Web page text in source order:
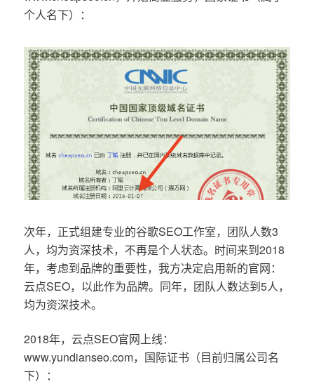
个人名下）：
次年，正式组建专业的谷歌SEO工作室，团队人数3
人，均为资深技术，不再是个人状态。时间来到2018
年，考虑到品牌的重要性，我方决定启用新的官网：
云点SEO，以此作为品牌。同年，团队人数达到5人，
均为资深技术。
2018年，云点SEO官网上线：
www.yundianseo.com，国际证书（目前归属公司名
下）：